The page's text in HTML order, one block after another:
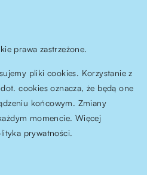
prawa zastrzeżone.
pliki cookies. Korzystanie z
cookies oznacza, że będą one
końcowym. Zmiany
momencie. Więcej
prywatności.